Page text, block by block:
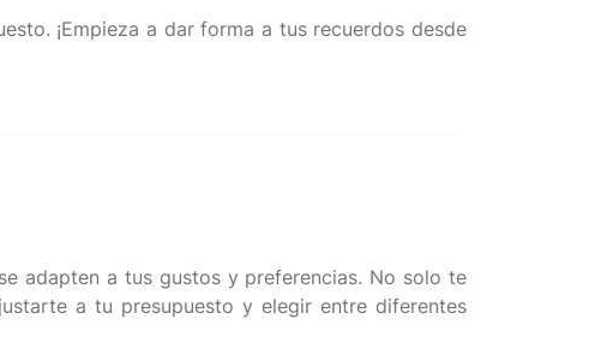
¡Empieza a dar forma a tus recuerdos desde
adapten a tus gustos y preferencias. No solo te
a tu presupuesto y elegir entre diferentes